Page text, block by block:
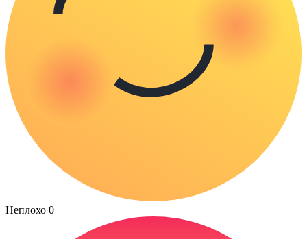
Неплохо 0